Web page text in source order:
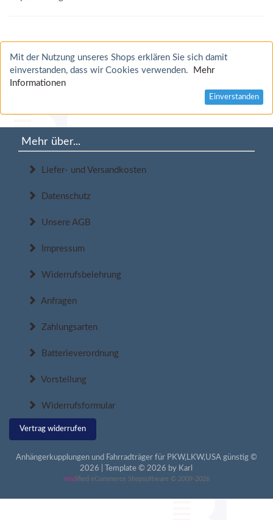
Mit der Nutzung unseres Shops erklären Sie sich damit
einverstanden, dass wir Cookies verwenden.
Mehr
Informationen
Einverstanden
Mehr über...
Liefer- und Versandkosten
Datenschutz
Unsere AGB
Impressum
Widerrufsbelehrung
Anfragen
Zahlungsarten
Batterieverordnung
Vorstellung
Widerrufsformular
Vertrag widerrufen
Anhängerkupplungen und Fahrradträger für PKW,LKW,USA günstig ©
2026 | Template © 2026 by Karl
mod ified eCommerce Shopsoftware © 2009-2026